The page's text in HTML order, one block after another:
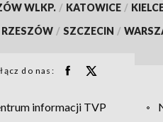
WLKP. / KATOWICE /
RZESZÓW / SZCZECIN /
do nas:
informacji TVP